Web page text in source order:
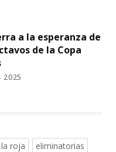
a la esperanza de
de la Copa
2025
la roja
eliminatorias